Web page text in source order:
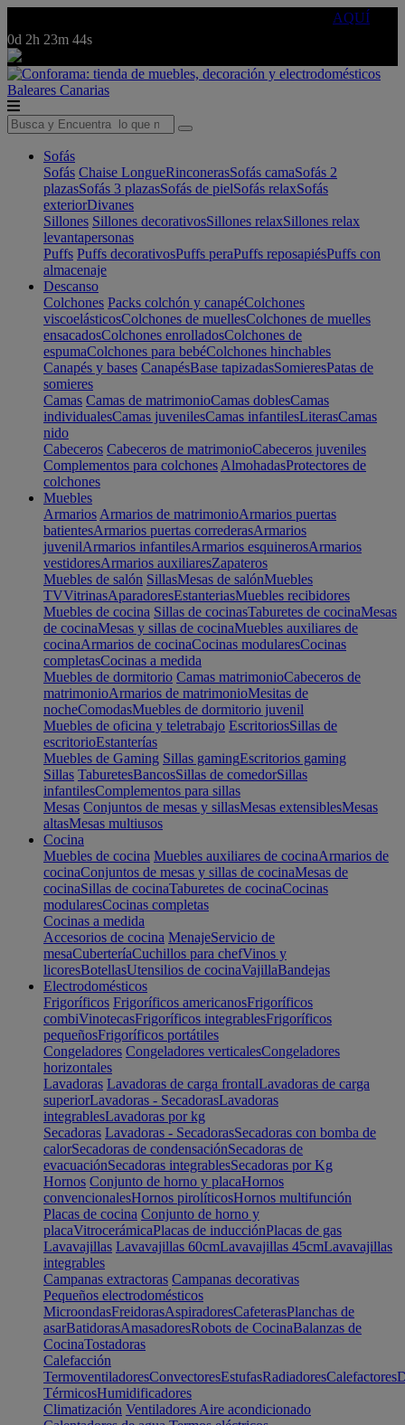
AQUÍ
0d 2h 23m 44s
Baleares Canarias
Sofás
Sofás Chaise LongueRinconerasSofás camaSofás 2
plazasSofás 3 plazasSofás de pielSofás relaxSofás
exteriorDivanes
Sillones Sillones decorativosSillones relaxSillones relax
levantapersonas
Puffs Puffs decorativosPuffs peraPuffs reposapiésPuffs con
almacenaje
Descanso
Colchones Packs colchón y canapéColchones
viscoelásticosColchones de muellesColchones de muelles
ensacadosColchones enrolladosColchones de
espumaColchones para bebéColchones hinchables
Canapés y bases CanapésBase tapizadasSomieresPatas de
somieres
Camas Camas de matrimonioCamas doblesCamas
individualesCamas juvenilesCamas infantilesLiterasCamas
nido
Cabeceros Cabeceros de matrimonioCabeceros juveniles
Complementos para colchones AlmohadasProtectores de
colchones
Muebles
Armarios Armarios de matrimonioArmarios puertas
batientesArmarios puertas correderasArmarios
juvenilArmarios infantilesArmarios esquinerosArmarios
vestidoresArmarios auxiliaresZapateros
Muebles de salón SillasMesas de salónMuebles
TVVitrinasAparadoresEstanteriasMuebles recibidores
Muebles de cocina Sillas de cocinasTaburetes de cocinaMesas
de cocinaMesas y sillas de cocinaMuebles auxiliares de
cocinaArmarios de cocinaCocinas modularesCocinas
completasCocinas a medida
Muebles de dormitorio Camas matrimonioCabeceros de
matrimonioArmarios de matrimonioMesitas de
nocheComodasMuebles de dormitorio juvenil
Muebles de oficina y teletrabajo EscritoriosSillas de
escritorioEstanterías
Muebles de Gaming Sillas gamingEscritorios gaming
Sillas TaburetesBancosSillas de comedorSillas
infantilesComplementos para sillas
Mesas Conjuntos de mesas y sillasMesas extensiblesMesas
altasMesas multiusos
Cocina
Muebles de cocina Muebles auxiliares de cocinaArmarios de
cocinaConjuntos de mesas y sillas de cocinaMesas de
cocinaSillas de cocinaTaburetes de cocinaCocinas
modularesCocinas completas
Cocinas a medida
Accesorios de cocina MenajeServicio de
mesaCuberteríaCuchillos para chefVinos y
licoresBotellasUtensilios de cocinaVajillaBandejas
Electrodomésticos
Frigoríficos Frigoríficos americanosFrigoríficos
combiVinotecasFrigoríficos integrablesFrigoríficos
pequeñosFrigoríficos portátiles
Congeladores Congeladores verticalesCongeladores
horizontales
Lavadoras Lavadoras de carga frontalLavadoras de carga
superiorLavadoras - SecadorasLavadoras
integrablesLavadoras por kg
Secadoras Lavadoras - SecadorasSecadoras con bomba de
calorSecadoras de condensaciónSecadoras de
evacuaciónSecadoras integrablesSecadoras por Kg
Hornos Conjunto de horno y placaHornos
convencionalesHornos pirolíticosHornos multifunción
Placas de cocina Conjunto de horno y
placaVitrocerámicaPlacas de inducciónPlacas de gas
Lavavajillas Lavavajillas 60cmLavavajillas 45cmLavavajillas
integrables
Campanas extractoras Campanas decorativas
Pequeños electrodomésticos
MicroondasFreidorasAspiradoresCafeterasPlanchas de
asarBatidorasAmasadoresRobots de CocinaBalanzas de
CocinaTostadoras
Calefacción
TermoventiladoresConvectoresEstufasRadiadoresCalefactores
TérmicosHumidificadores
Climatización Ventiladores Aire acondicionado